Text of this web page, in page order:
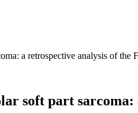
a retrospective analysis of the
soft part